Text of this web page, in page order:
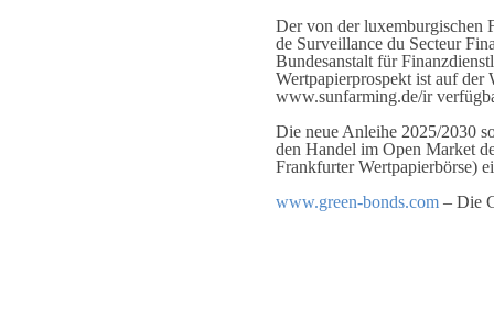
Der von der luxemburgischen
de Surveillance du Secteur
Bundesanstalt für
Wertpapierprospekt ist auf
www.sunfarming.de/ir
Die neue Anleihe 2025/2030
den Handel im Open Market
Frankfurter Wertpapierbörse)
www.green-bonds.com – Die